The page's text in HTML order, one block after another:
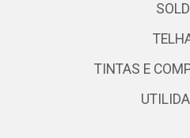
TINTAS E